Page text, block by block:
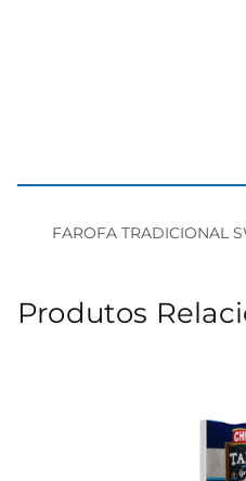
FAROFA TRADICIONAL
Produtos